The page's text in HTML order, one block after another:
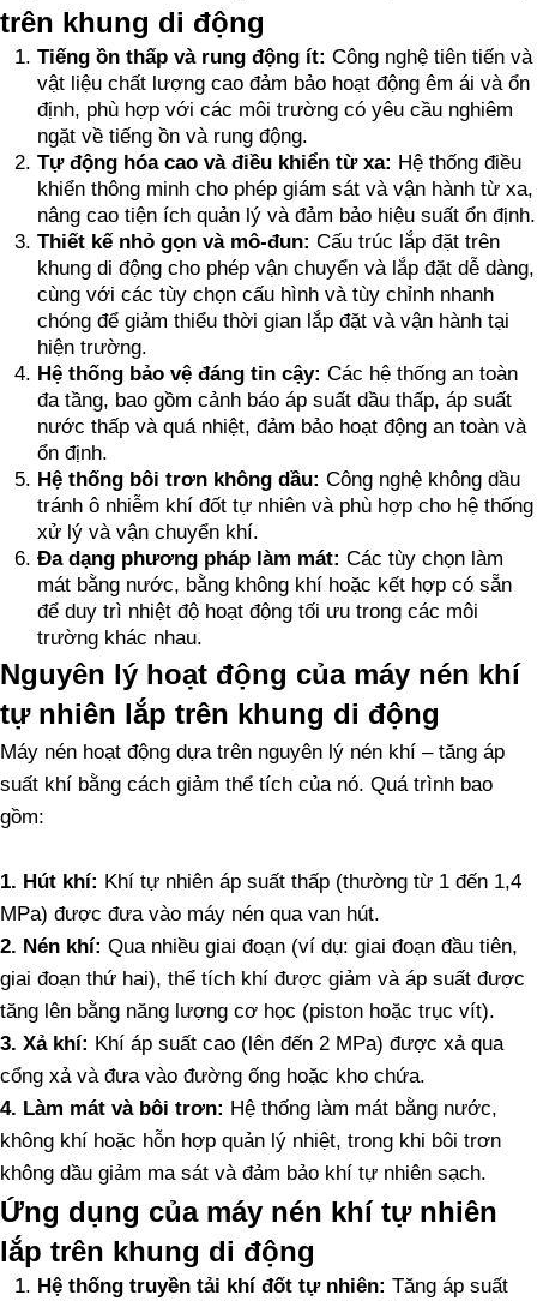
trên khung di động
Tiếng ồn thấp và rung động ít: Công nghệ tiên tiến và
vật liệu chất lượng cao đảm bảo hoạt động êm ái và ổn
định, phù hợp với các môi trường có yêu cầu nghiêm
ngặt về tiếng ồn và rung động.
Tự động hóa cao và điều khiển từ xa: Hệ thống điều
khiển thông minh cho phép giám sát và vận hành từ xa,
nâng cao tiện ích quản lý và đảm bảo hiệu suất ổn định.
Thiết kế nhỏ gọn và mô-đun: Cấu trúc lắp đặt trên
khung di động cho phép vận chuyển và lắp đặt dễ dàng,
cùng với các tùy chọn cấu hình và tùy chỉnh nhanh
chóng để giảm thiểu thời gian lắp đặt và vận hành tại
hiện trường.
Hệ thống bảo vệ đáng tin cậy: Các hệ thống an toàn
đa tầng, bao gồm cảnh báo áp suất dầu thấp, áp suất
nước thấp và quá nhiệt, đảm bảo hoạt động an toàn và
ổn định.
Hệ thống bôi trơn không dầu: Công nghệ không dầu
tránh ô nhiễm khí đốt tự nhiên và phù hợp cho hệ thống
xử lý và vận chuyển khí.
Đa dạng phương pháp làm mát: Các tùy chọn làm
mát bằng nước, bằng không khí hoặc kết hợp có sẵn
để duy trì nhiệt độ hoạt động tối ưu trong các môi
trường khác nhau.
Nguyên lý hoạt động của máy nén khí
tự nhiên lắp trên khung di động
Máy nén hoạt động dựa trên nguyên lý nén khí – tăng áp
suất khí bằng cách giảm thể tích của nó. Quá trình bao
gồm:
1. Hút khí: Khí tự nhiên áp suất thấp (thường từ 1 đến 1,4
MPa) được đưa vào máy nén qua van hút.
2. Nén khí: Qua nhiều giai đoạn (ví dụ: giai đoạn đầu tiên,
giai đoạn thứ hai), thể tích khí được giảm và áp suất được
tăng lên bằng năng lượng cơ học (piston hoặc trục vít).
3. Xả khí: Khí áp suất cao (lên đến 2 MPa) được xả qua
cổng xả và đưa vào đường ống hoặc kho chứa.
4. Làm mát và bôi trơn: Hệ thống làm mát bằng nước,
không khí hoặc hỗn hợp quản lý nhiệt, trong khi bôi trơn
không dầu giảm ma sát và đảm bảo khí tự nhiên sạch.
Ứng dụng của máy nén khí tự nhiên
lắp trên khung di động
Hệ thống truyền tải khí đốt tự nhiên: Tăng áp suất